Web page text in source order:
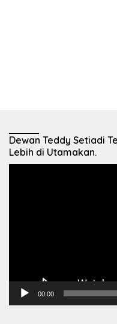
Dewan Teddy Setiadi
Lebih di Utamakan.
00:00